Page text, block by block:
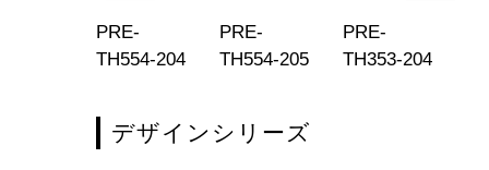
PRE-
TH554-204
PRE-
TH554-205
PRE-
TH353-204
デザインシリーズ